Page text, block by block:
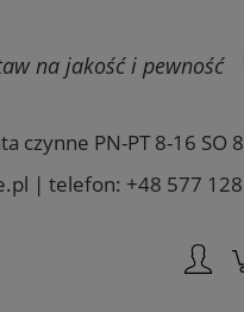
na jakość i pewność
czynne PN-PT 8-16 SO
| telefon: +48 577